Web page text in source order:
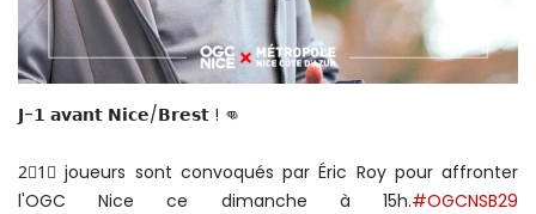
𝗝-𝟭 𝗮𝘃𝗮𝗻𝘁 𝗡𝗶𝗰𝗲/𝗕𝗿𝗲𝘀𝘁 ! 👊
2⃣1⃣ joueurs sont convoqués par Éric Roy pour affronter
l'OGC Nice ce dimanche à 15h.#OGCNSB29